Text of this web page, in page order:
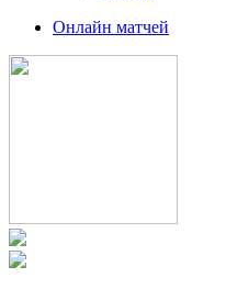
Онлайн матчей